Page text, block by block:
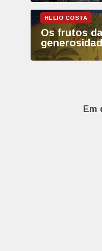
Os frutos
Em